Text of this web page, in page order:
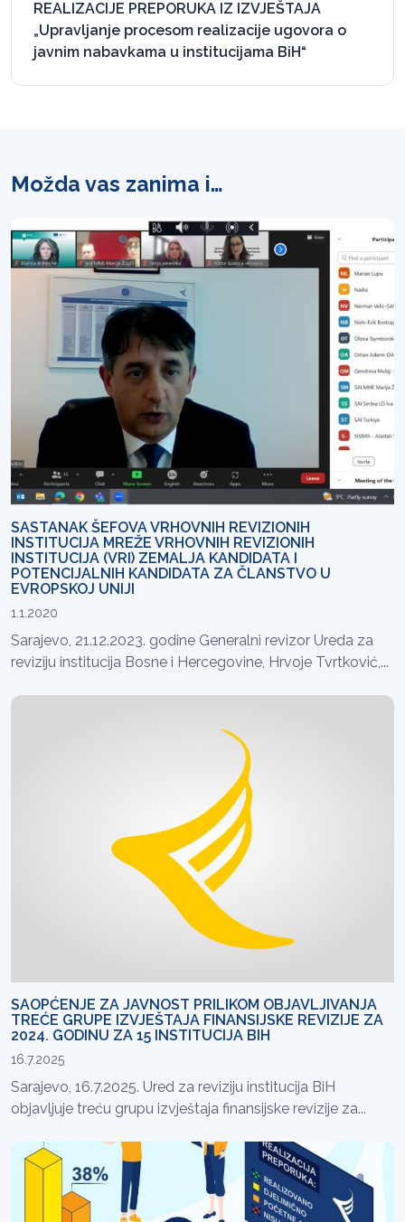
REALIZACIJE PREPORUKA IZ IZVJEŠTAJA
„Upravljanje procesom realizacije ugovora o
javnim nabavkama u institucijama BiH“
Možda vas zanima i…
SASTANAK ŠEFOVA VRHOVNIH REVIZIONIH
INSTITUCIJA MREŽE VRHOVNIH REVIZIONIH
INSTITUCIJA (VRI) ZEMALJA KANDIDATA I
POTENCIJALNIH KANDIDATA ZA ČLANSTVO U
EVROPSKOJ UNIJI
1.1.2020
Sarajevo, 21.12.2023. godine Generalni revizor Ureda za
reviziju institucija Bosne i Hercegovine, Hrvoje Tvrtković,...
SAOPĆENJE ZA JAVNOST PRILIKOM OBJAVLJIVANJA
TREĆE GRUPE IZVJEŠTAJA FINANSIJSKE REVIZIJE ZA
2024. GODINU ZA 15 INSTITUCIJA BIH
16.7.2025
Sarajevo, 16.7.2025. Ured za reviziju institucija BiH
objavljuje treću grupu izvještaja finansijske revizije za...